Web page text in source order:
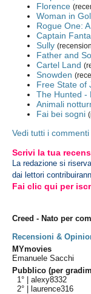
Florence
Woman in
Rogue One:
Captain
Sully
Father and
Cartel Land
Snowden
Free State of
The Hunted -
Animali
Fai bei sogni
Vedi tutti i
Scrivi la tua
La redazione si
dai lettori
Fai clic qui per
Creed - Nato per
Recensioni &
MYmovies
Emanuele Sacchi
Pubblico (per
1° |alexy8332
2° |
laurence316